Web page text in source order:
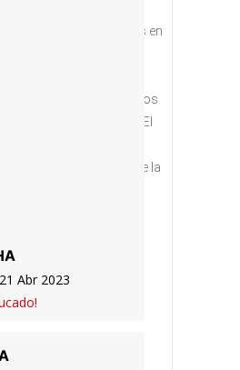
del 17 al 21 de abril
jóvenes de 7 a 20 años en
educativos del área del
II, así como con
tanto de centros
de asociaciones. El
Fundación DISA
de los profesionales de la
disfrutar de talleres de
Abr 2023